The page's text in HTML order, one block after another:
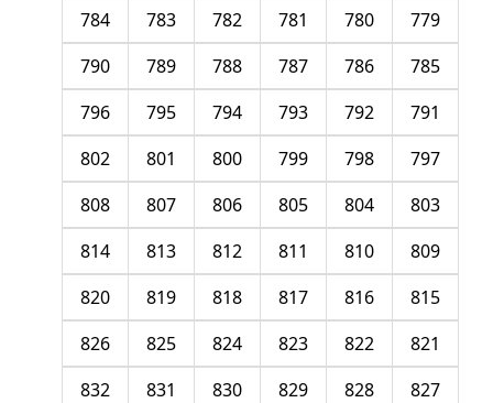
779
780
781
782
783
784
785
786
787
788
789
790
791
792
793
794
795
796
797
798
799
800
801
802
803
804
805
806
807
808
809
810
811
812
813
814
815
816
817
818
819
820
821
822
823
824
825
826
827
828
829
830
831
832